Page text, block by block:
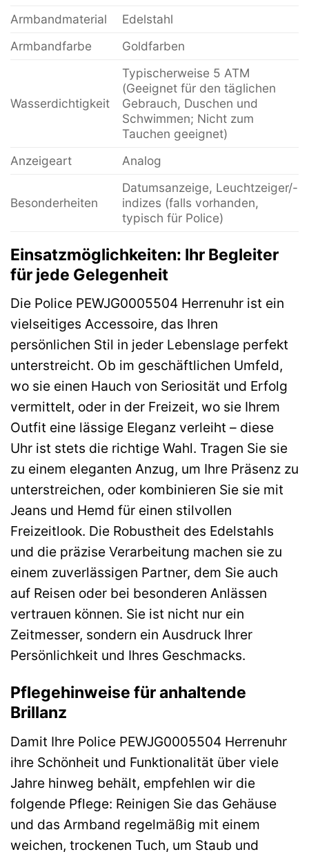
Armbandmaterial
Edelstahl
Armbandfarbe
Goldfarben
Wasserdichtigkeit
Typischerweise 5 ATM
(Geeignet für den täglichen
Gebrauch, Duschen und
Schwimmen; Nicht zum
Tauchen geeignet)
Anzeigeart
Analog
Besonderheiten
Datumsanzeige, Leuchtzeiger/-
indizes (falls vorhanden,
typisch für Police)
Einsatzmöglichkeiten: Ihr Begleiter
für jede Gelegenheit
Die Police PEWJG0005504 Herrenuhr ist ein
vielseitiges Accessoire, das Ihren
persönlichen Stil in jeder Lebenslage perfekt
unterstreicht. Ob im geschäftlichen Umfeld,
wo sie einen Hauch von Seriosität und Erfolg
vermittelt, oder in der Freizeit, wo sie Ihrem
Outfit eine lässige Eleganz verleiht – diese
Uhr ist stets die richtige Wahl. Tragen Sie sie
zu einem eleganten Anzug, um Ihre Präsenz zu
unterstreichen, oder kombinieren Sie sie mit
Jeans und Hemd für einen stilvollen
Freizeitlook. Die Robustheit des Edelstahls
und die präzise Verarbeitung machen sie zu
einem zuverlässigen Partner, dem Sie auch
auf Reisen oder bei besonderen Anlässen
vertrauen können. Sie ist nicht nur ein
Zeitmesser, sondern ein Ausdruck Ihrer
Persönlichkeit und Ihres Geschmacks.
Pflegehinweise für anhaltende
Brillanz
Damit Ihre Police PEWJG0005504 Herrenuhr
ihre Schönheit und Funktionalität über viele
Jahre hinweg behält, empfehlen wir die
folgende Pflege: Reinigen Sie das Gehäuse
und das Armband regelmäßig mit einem
weichen, trockenen Tuch, um Staub und